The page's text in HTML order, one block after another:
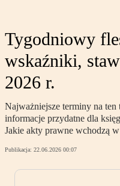
Tygodniowy
wskaźniki,
2026 r.
Najważniejsze terminy na
informacje przydatne dla
Jakie akty prawne wchodzą
Publikacja: 22.06.2026 00:07